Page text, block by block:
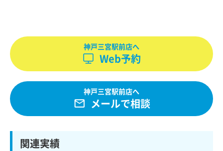
神戸三宮駅前店へ
Web予約
神戸三宮駅前店へ
メールで相談
関連実績